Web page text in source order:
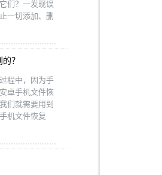
们？一发现误
一切添加、删
？
程中，因为手
卓手机文件恢
们就需要用到
机文件恢复